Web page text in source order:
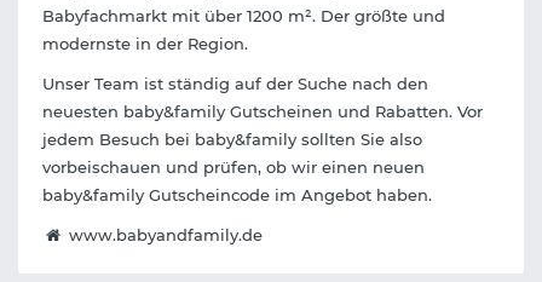
Babyfachmarkt mit über 1200 m². Der größte und
modernste in der Region.
Unser Team ist ständig auf der Suche nach den
neuesten baby&family Gutscheinen und Rabatten. Vor
jedem Besuch bei baby&family sollten Sie also
vorbeischauen und prüfen, ob wir einen neuen
baby&family Gutscheincode im Angebot haben.
www.babyandfamily.de